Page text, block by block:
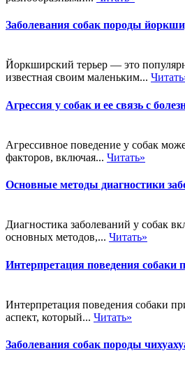
Заболевания собак породы
Йоркширский терьер — это
известная своим маленьким...
Агрессия у собак и ее связь с
Агрессивное поведение у собак
факторов, включая... Читать»
Основные методы диагностики
Диагностика заболеваний у собак
основных методов,... Читать»
Интерпретация поведения собаки
Интерпретация поведения собаки
аспект, который... Читать»
Заболевания собак породы